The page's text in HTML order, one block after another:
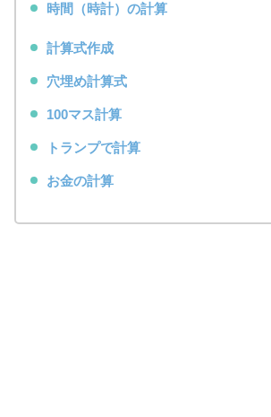
時間（時計）の計算
計算式作成
穴埋め計算式
100マス計算
トランプで計算
お金の計算